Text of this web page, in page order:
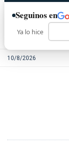
10/8/2026
Seguinos en
Ya lo hice